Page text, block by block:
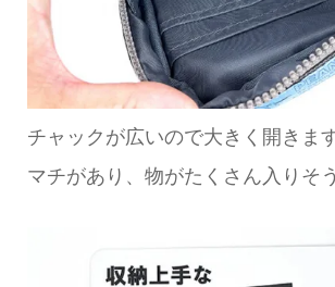
チャックが広いので大きく開きま
マチがあり、物がたくさん入りそ